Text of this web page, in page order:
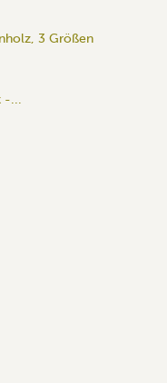
3 Größen